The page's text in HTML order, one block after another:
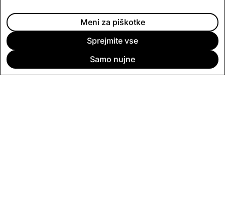
NAŠI IZDELKI IN STORITVE
Samo nujne
Sprejmite vse
Meni za piškotke